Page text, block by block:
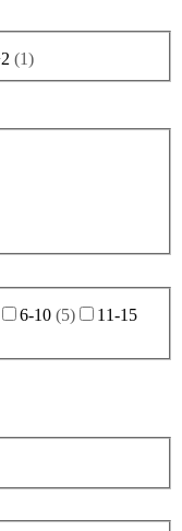
(1)
6-10 (5)
11-15